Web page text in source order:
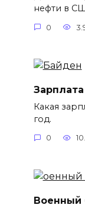
нефти в
0
Какая
год.
0
Военный